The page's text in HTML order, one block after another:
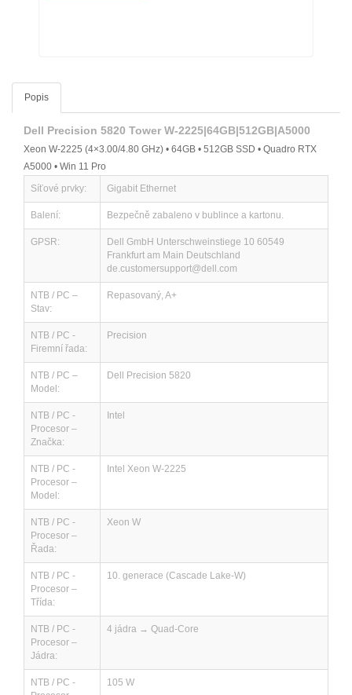
Popis
Dell Precision 5820 Tower W-2225|64GB|512GB|A5000
Xeon W-2225 (4×3.00/4.80 GHz) • 64GB • 512GB SSD • Quadro RTX
A5000 • Win 11 Pro
Síťové prvky:
Gigabit Ethernet
Balení: Bezpečně zabaleno v bublince a kartonu.
GPSR:
Dell GmbH Unterschweinstiege 10 60549
Frankfurt am Main Deutschland
de.customersupport@dell.com
NTB / PC –
Stav:
Repasovaný, A+
NTB / PC -
Firemní řada:
Precision
NTB / PC –
Model:
Dell Precision 5820
NTB / PC -
Procesor –
Značka:
Intel
NTB / PC -
Procesor –
Model:
Intel Xeon W-2225
NTB / PC -
Procesor –
Řada:
Xeon W
NTB / PC -
Procesor –
Třída:
10. generace (Cascade Lake-W)
NTB / PC -
Procesor –
Jádra:
4 jádra → Quad-Core
NTB / PC -
105 W